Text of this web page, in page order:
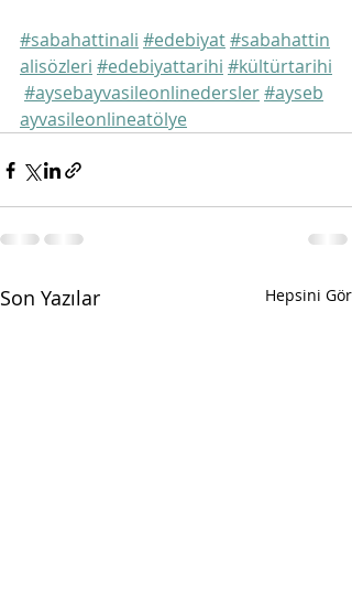
#sabahattinali #edebiyat#sabahattin
alisözleri #edebiyattarihi #kültürtarihi
#aysebayvasileonlinedersler#ayseb
ayvasileonlineatölye
Son Yazılar Hepsini Gör